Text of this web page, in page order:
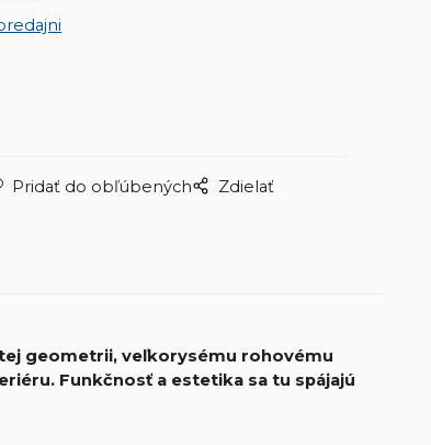
Pridať do obľúbených Zdielať
geometrii, veľkorysému rohovému
Funkčnosť a estetika sa tu spájajú